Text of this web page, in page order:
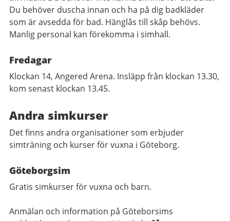
Du behöver duscha innan och ha på dig badkläder
som är avsedda för bad. Hänglås till skåp behövs.
Manlig personal kan förekomma i simhall.
Fredagar
Klockan 14, Angered Arena. Insläpp från klockan 13.30,
kom senast klockan 13.45.
Andra simkurser
Det finns andra organisationer som erbjuder
simträning och kurser för vuxna i Göteborg.
Göteborgsim
Gratis simkurser för vuxna och barn.
Anmälan och information på Göteborsims